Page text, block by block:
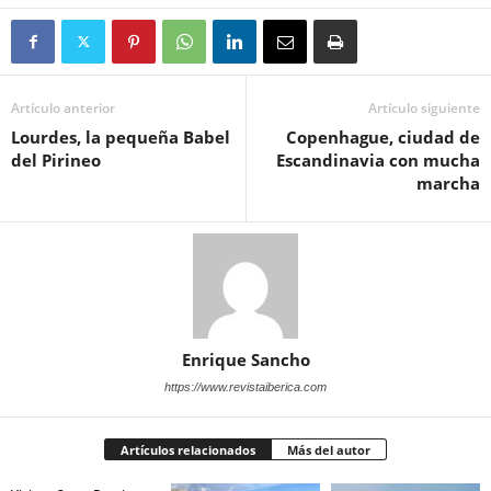
Artículo anterior
Lourdes, la pequeña Babel
del Pirineo
Artículo siguiente
Copenhague, ciudad de
Escandinavia con mucha
marcha
Enrique Sancho
https://www.revistaiberica.com
Artículos relacionados Más del autor